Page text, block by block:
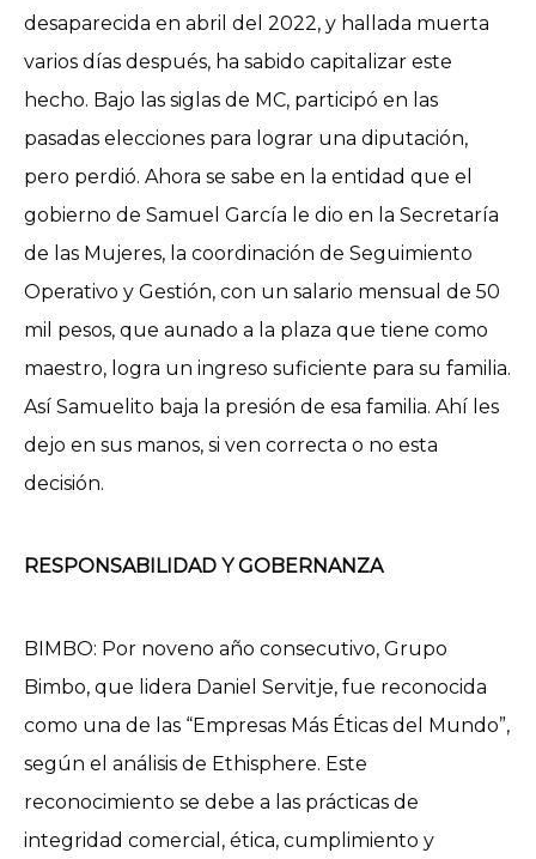
desaparecida en abril del 2022, y hallada muerta
varios días después, ha sabido capitalizar este
hecho. Bajo las siglas de MC, participó en las
pasadas elecciones para lograr una diputación,
pero perdió. Ahora se sabe en la entidad que el
gobierno de Samuel García le dio en la Secretaría
de las Mujeres, la coordinación de Seguimiento
Operativo y Gestión, con un salario mensual de 50
mil pesos, que aunado a la plaza que tiene como
maestro, logra un ingreso suficiente para su familia.
Así Samuelito baja la presión de esa familia. Ahí les
dejo en sus manos, si ven correcta o no esta
decisión.
RESPONSABILIDAD Y GOBERNANZA
BIMBO: Por noveno año consecutivo, Grupo
Bimbo, que lidera Daniel Servitje, fue reconocida
como una de las “Empresas Más Éticas del Mundo”,
según el análisis de Ethisphere. Este
reconocimiento se debe a las prácticas de
integridad comercial, ética, cumplimiento y